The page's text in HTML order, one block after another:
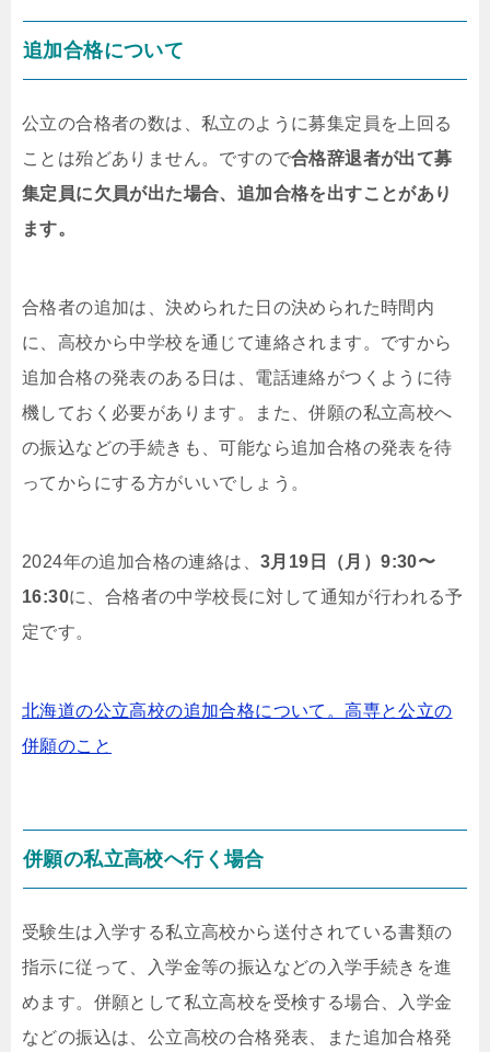
追加合格について
公立の合格者の数は、私立のように募集定員を上回る
ことは殆どありません。ですので合格辞退者が出て募
集定員に欠員が出た場合、追加合格を出すことがあり
ます。
合格者の追加は、決められた日の決められた時間内
に、高校から中学校を通じて連絡されます。ですから
追加合格の発表のある日は、電話連絡がつくように待
機しておく必要があります。また、併願の私立高校へ
の振込などの手続きも、可能なら追加合格の発表を待
ってからにする方がいいでしょう。
2024年の追加合格の連絡は、 3月19日（月）9:30〜
16:30に、合格者の中学校長に対して通知が行われる予
定です。
北海道の公立高校の追加合格について。高専と公立の
併願のこと
併願の私立高校へ行く場合
受験生は入学する私立高校から送付されている書類の
指示に従って、入学金等の振込などの入学手続きを進
めます。併願として私立高校を受検する場合、入学金
などの振込は、公立高校の合格発表、また追加合格発